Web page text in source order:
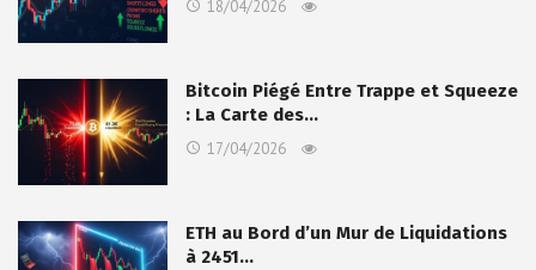
18/04/2026
Bitcoin Piégé Entre Trappe et Squeeze
: La Carte des…
17/04/2026
ETH au Bord d’un Mur de Liquidations
à 2451…